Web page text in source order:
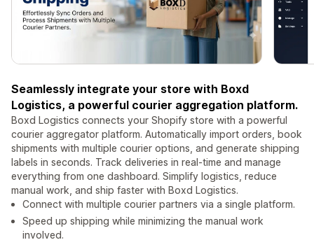
Seamlessly integrate your store with Boxd
Logistics, a powerful courier aggregation platform.
Boxd Logistics connects your Shopify store with a powerful
courier aggregator platform. Automatically import orders, book
shipments with multiple courier options, and generate shipping
labels in seconds. Track deliveries in real-time and manage
everything from one dashboard. Simplify logistics, reduce
manual work, and ship faster with Boxd Logistics.
Connect with multiple courier partners via a single platform.
Speed up shipping while minimizing the manual work
involved.